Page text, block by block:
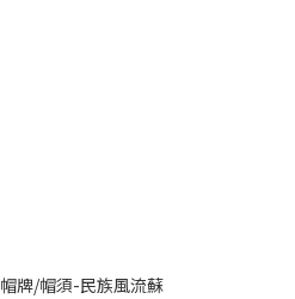
帽牌/帽須-民族風流蘇